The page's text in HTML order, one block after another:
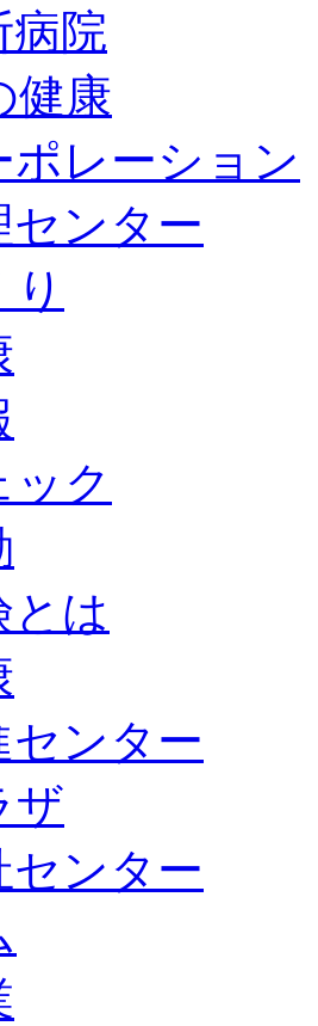
病院
健康
ポレーション
センター
ック
とは
センター
ザ
センター